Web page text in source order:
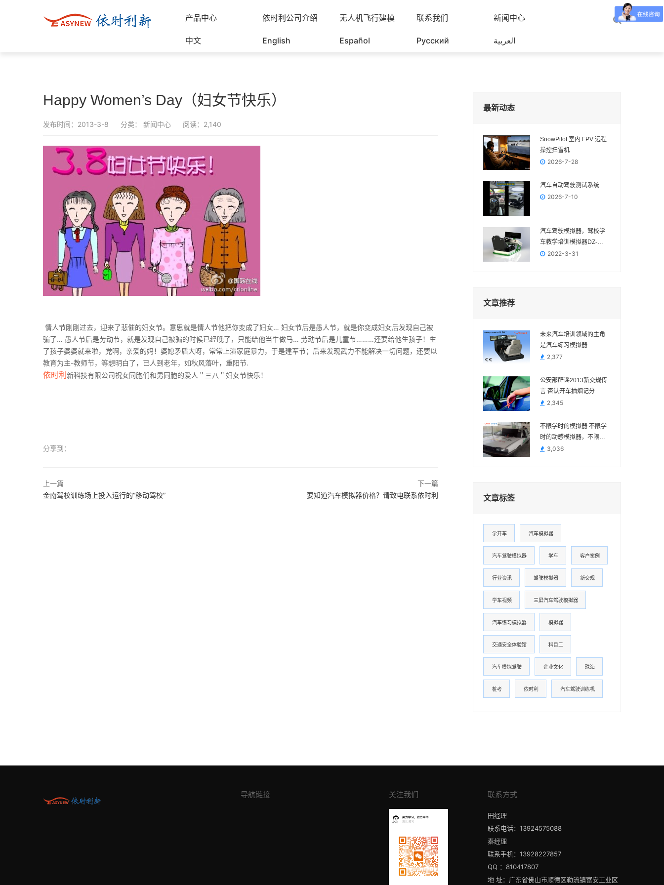
产品中心 依时利公司介绍 无人机飞行建模 联系我们 新闻中心
中文 English Español Русский العربية
Happy Women’s Day（妇女节快乐）
发布时间：2013-3-8 分类： 新闻中心 阅读：2,140
情人节刚刚过去，迎来了悲催的妇女节。意思就是情人节他把你变成了妇女… 妇女节后是愚人节，就是你变成妇女后发现自己被
骗了… 愚人节后是劳动节，就是发现自己被骗的时候已经晚了，只能给他当牛做马… 劳动节后是儿童节………还要给他生孩子！生
了孩子婆婆就来啦，党啊，亲爱的妈！婆媳矛盾大呀，常常上演家庭暴力，于是建军节；后来发现武力不能解决一切问题，还要以
教育为主-教师节，等想明白了，已人到老年，如秋风落叶，重阳节.
依时利 新科技有限公司祝女同胞们和男同胞的爱人＂三八＂妇女节快乐！
分享到：
上一篇
金南驾校训练场上投入运行的“移动驾校”
下一篇
要知道汽车模拟器价格？请致电联系依时利
最新动态
SnowPilot 室内 FPV 远程
操控扫雪机
2026-7-28
汽车自动驾驶测试系统
2026-7-10
汽车驾驶模拟器，驾校学
车教学培训模拟器DZ-
20222022-3-31
文章推荐
未来汽车培训领域的主角
是汽车练习模拟器
2,377
公安部辟谣2013新交规传
言 否认开车抽烟记分
2,345
不限学时的模拟器 不限学
时的动感模拟器，不限学
时的Ⅲ级模拟器
3,036
文章标签
学开车 汽车模拟器
汽车驾驶模拟器 学车 客户案例
行业资讯 驾驶模拟器 新交规
学车视频 三屏汽车驾驶模拟器
汽车练习模拟器 模拟器
交通安全体验馆 科目二
汽车模拟驾驶 企业文化 珠海
桩考 依时利 汽车驾驶训练机
导航链接 关注我们 联系方式
田经理
联系电话：13924575088
秦经理
联系手机：13928227857
QQ ：810417807
地 址：广东省佛山市顺德区勒流镇富安工业区